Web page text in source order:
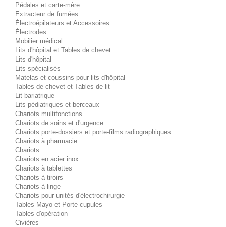
Pédales et carte-mère
Extracteur de fumées
Électroépilateurs et Accessoires
Électrodes
Mobilier médical
Lits d'hôpital et Tables de chevet
Lits d'hôpital
Lits spécialisés
Matelas et coussins pour lits d'hôpital
Tables de chevet et Tables de lit
Lit bariatrique
Lits pédiatriques et berceaux
Chariots multifonctions
Chariots de soins et d'urgence
Chariots porte-dossiers et porte-films radiographiques
Chariots à pharmacie
Chariots
Chariots en acier inox
Chariots à tablettes
Chariots à tiroirs
Chariots à linge
Chariots pour unités d'électrochirurgie
Tables Mayo et Porte-cupules
Tables d'opération
Civières